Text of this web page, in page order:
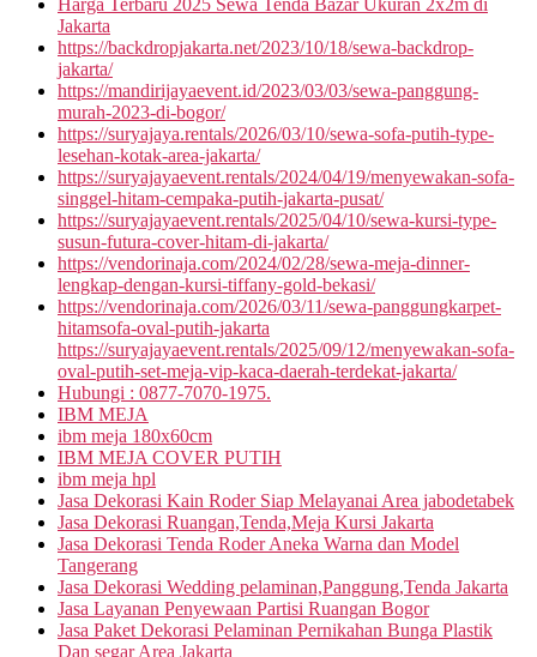
Harga Terbaru 2025 Sewa Tenda Bazar Ukuran 2x2m di
Jakarta
https://backdropjakarta.net/2023/10/18/sewa-backdrop-
jakarta/
https://mandirijayaevent.id/2023/03/03/sewa-panggung-
murah-2023-di-bogor/
https://suryajaya.rentals/2026/03/10/sewa-sofa-putih-type-
lesehan-kotak-area-jakarta/
https://suryajayaevent.rentals/2024/04/19/menyewakan-sofa-
singgel-hitam-cempaka-putih-jakarta-pusat/
https://suryajayaevent.rentals/2025/04/10/sewa-kursi-type-
susun-futura-cover-hitam-di-jakarta/
https://vendorinaja.com/2024/02/28/sewa-meja-dinner-
lengkap-dengan-kursi-tiffany-gold-bekasi/
https://vendorinaja.com/2026/03/11/sewa-panggungkarpet-
hitamsofa-oval-putih-jakarta
https://suryajayaevent.rentals/2025/09/12/menyewakan-sofa-
oval-putih-set-meja-vip-kaca-daerah-terdekat-jakarta/
Hubungi : 0877-7070-1975.
IBM MEJA
ibm meja 180x60cm
IBM MEJA COVER PUTIH
ibm meja hpl
Jasa Dekorasi Kain Roder Siap Melayanai Area jabodetabek
Jasa Dekorasi Ruangan,Tenda,Meja Kursi Jakarta
Jasa Dekorasi Tenda Roder Aneka Warna dan Model
Tangerang
Jasa Dekorasi Wedding pelaminan,Panggung,Tenda Jakarta
Jasa Layanan Penyewaan Partisi Ruangan Bogor
Jasa Paket Dekorasi Pelaminan Pernikahan Bunga Plastik
Dan segar Area Jakarta